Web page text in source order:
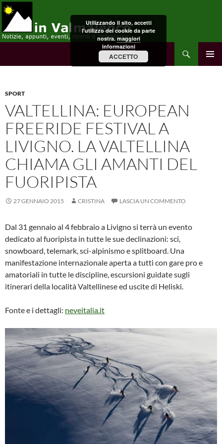
Vai
contenuto
SPORT
VALTELLINA: EUROPEAN
FREERIDE FESTIVAL A
LIVIGNO. LA VALTELLINA
CHIAMA GLI AMANTI DEL
FUORIPISTA
27 GENNAIO 2015 CRISTINA LASCIA UN COMMENTO
Dal 31 gennaio al 4 febbraio a Livigno si terrà un evento
dedicato al fuoripista in tutte le sue declinazioni: sci,
snowboard, telemark, sci-alpinismo e splitboard. Una
manifestazione internazionale aperta a tutti con gare pro e
amatoriali in tutte le discipline, escursioni guidate sugli
itinerari della località Valtellinese ed uscite di Heliski.
Fonte e i dettagli: neveitalia.it
Utilizzando il sito, accetti
l'utilizzo dei cookie da parte
nostra.maggiori
informazioni
ACCETTO